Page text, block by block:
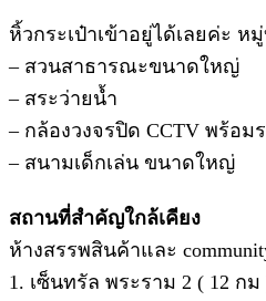
หิ้วกระเป๋าเข้าอยู่ได้เลยค่ะ
– สวนสาธารณะขนาดใหญ่
– สระว่ายน้ำ
– กล้องวงจรปิด CCTV พร้อ
– สนามเด็กเล่น ขนาดใหญ่
สถานที่สำคัญใกล้เคียง
ห้างสรรพสินค้าและ
1. เซ็นทรัล พระราม 2 ( 12 กม